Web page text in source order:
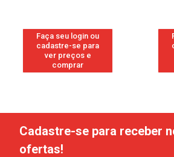
Faça seu login ou
cadastre-se para
ver preços e
comprar
Cadastre-se para receber
ofertas!